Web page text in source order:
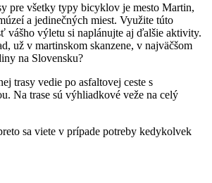
pre všetky typy bicyklov je mesto Martin,
a jedinečných miest. Využite túto
vášho výletu si naplánujte aj ďalšie aktivity.
už v martinskom skanzene, v najväčšom
na Slovensku?
trasy vedie po asfaltovej ceste s
Na trase sú výhliadkové veže na celý
sa viete v prípade potreby kedykolvek